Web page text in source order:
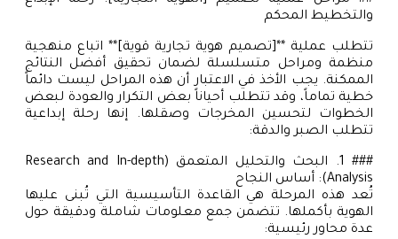
والتخطيط المحكم
تتطلب عملية **[تصميم هوية تجارية قوية]** اتباع منهجية
منظمة ومراحل متسلسلة لضمان تحقيق أفضل النتائج
الممكنة. يجب الأخذ في الاعتبار أن هذه المراحل ليست دائماً
خطية تماماً، وقد تتطلب أحياناً بعض التكرار والعودة لبعض
الخطوات لتحسين المخرجات وصقلها. إنها رحلة إبداعية
تتطلب الصبر والدقة:
### 1. البحث والتحليل المتعمق (Research and In-depth
Analysis): أساس النجاح
تُعد هذه المرحلة هي القاعدة التأسيسية التي تُبنى عليها
الهوية بأكملها. تتضمن جمع معلومات شاملة ودقيقة حول
عدة محاور رئيسية: